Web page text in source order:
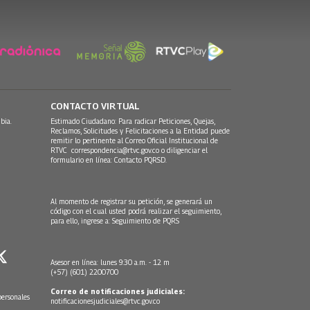
CONTACTO VIRTUAL
Estimado Ciudadano: Para radicar Peticiones, Quejas,
Reclamos, Solicitudes y Felicitaciones a la Entidad puede
remitir lo pertinente al Correo Oficial Institucional de
RTVC correspondencia@rtvc.gov.co o diligenciar el
formulario en línea: Contacto PQRSD.
Al momento de registrar su petición, se generará un
código con el cual usted podrá realizar el seguimiento,
para ello, ingrese a: Seguimiento de PQRS
Asesor en línea: lunes 9:30 a.m. - 12 m
(+57) (601) 2200700
Correo de notificaciones judiciales:
notificacionesjudiciales@rtvc.gov.co